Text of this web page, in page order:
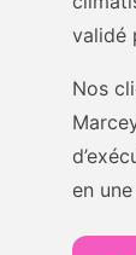
validé
Nos
en